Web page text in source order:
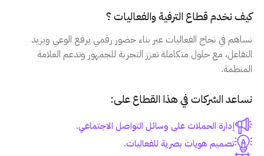
كيف نخدم قطاع الترفية والفعاليات ؟
نساهم في نجاح الفعاليات عبر بناء حضور رقمي يرفع الوعي ويزيد
التفاعل، مع حلول متكاملة تعزز التجربة للجمهور وتدعم العلامة
المنظمة.
نساعد الشركات في هذا القطاع على:
إدارة الحملات على وسائل التواصل الاجتماعي.
تصميم هويات بصرية للفعاليات.